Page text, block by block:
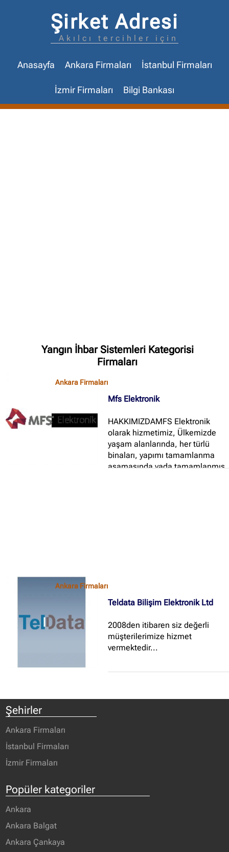
Şirket Adresi
Akılcı tercihler için
Anasayfa Ankara Firmaları İstanbul Firmaları
İzmir Firmaları Bilgi Bankası
Yangın İhbar Sistemleri Kategorisi
Firmaları
Ankara Firmaları
Mfs Elektronik
HAKKIMIZDAMFS Elektronik
olarak hizmetimiz, Ülkemizde
yaşam alanlarında, her türlü
binaları, yapımı tamamlanma
aşamasında yada tamamlanmış
Ankara Firmaları
Teldata Bilişim Elektronik Ltd
2008den itibaren siz değerli
müşterilerimize hizmet
vermektedir...
Şehirler
Ankara Firmaları
İstanbul Firmaları
İzmir Firmaları
Popüler kategoriler
Ankara
Ankara Balgat
Ankara Çankaya
İçerik grupları
Ankara Firmaları(672)